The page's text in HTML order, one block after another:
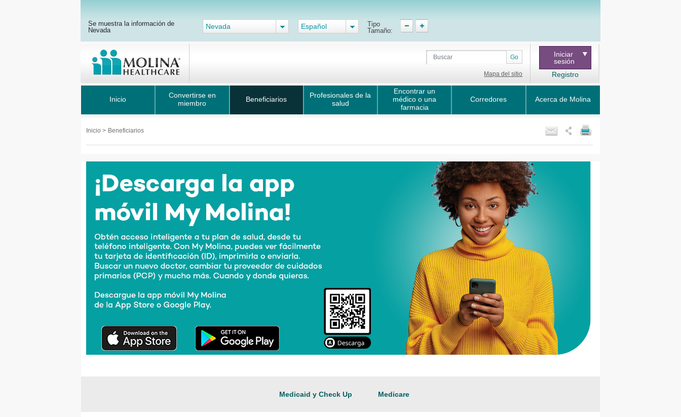
Se muestra la información de
Nevada
Nevada Español
Tipo
Tamaño:
Go
Mapa del sitio
Iniciar
sesión
Registro
Inicio
Convertirse en
miembro
Beneficiarios
Profesionales de la
salud
Encontrar un
médico o una
farmacia
Corredores Acerca de Molina
Inicio > Beneficiarios
Medicaid y Check Up Medicare